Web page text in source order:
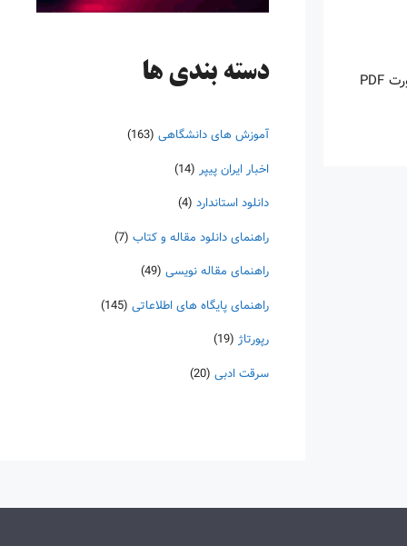
اینروزها خرید PDF کتاب‎های خارجی بسیار رواج یافته است. با آنکه نسخه‌های ترجمه شده بسیار زیادی از کتاب‌ها چه به صورت چاپی و چه به صورت PDF دسته‌ بندی ها
آموزش های دانشگاهی (163)
اخبار ایران پیپر (14)
دانلود استاندارد (4)
راهنمای دانلود مقاله و کتاب (7)
راهنمای مقاله نویسی (49)
راهنمای پایگاه های اطلاعاتی (145)
رپورتاژ (19)
سرقت ادبی (20)